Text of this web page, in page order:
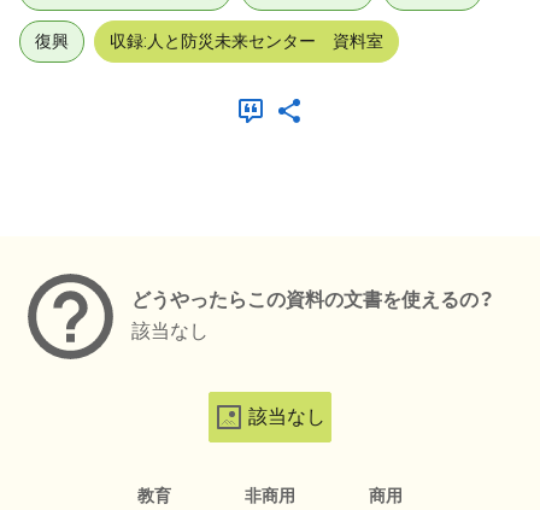
復興 収録:人と防災未来センター 資料室
どうやったらこの資料の文書を使えるの？
該当なし
該当なし
教育 非商用 商用